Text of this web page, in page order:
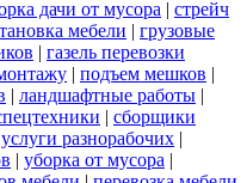
дачи от мусора | стрейч
мебели | грузовые
| газель перевозки
| подъем мешков |
| ландшафтные работы |
| сборщики
услуги разнорабочих |
| уборка от мусора |